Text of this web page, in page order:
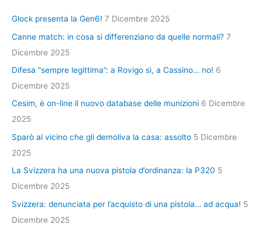
Glock presenta la Gen6! 7 Dicembre 2025
Canne match: in cosa si differenziano da quelle normali? 7
Dicembre 2025
Difesa “sempre legittima”: a Rovigo sì, a Cassino… no! 6
Dicembre 2025
Cesim, è on-line il nuovo database delle munizioni 6 Dicembre
2025
Sparò al vicino che gli demoliva la casa: assolto 5 Dicembre
2025
La Svizzera ha una nuova pistola d’ordinanza: la P320 5
Dicembre 2025
Svizzera: denunciata per l’acquisto di una pistola… ad acqua! 5
Dicembre 2025